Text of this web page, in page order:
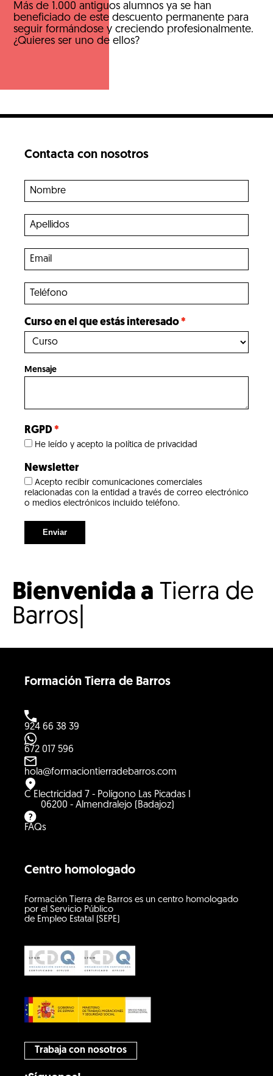
Más de 1.000 antiguos alumnos ya se han
beneficiado de este descuento permanente para
seguir formándose y creciendo profesionalmente.
¿Quieres ser uno de ellos?
Contacta con nosotros
Curso en el que estás interesado
Mensaje
RGPD
He leído y acepto la política de privacidad
Newsletter
Acepto recibir comunicaciones comerciales
relacionadas con la entidad a través de correo electrónico
o medios electrónicos incluido teléfono.
Enviar
Bienvenida a Tierra
Centro homologado
Formación Tierra de Barros es un centro homologado
por el Servicio Público
de Empleo Estatal (SEPE)
Formación Tierra de Barros
924 66 38 39
672 017 596
hola@formaciontierradebarros.com
C Electricidad 7 - Polígono Las Picadas I
06200 - Almendralejo (Badajoz)
FAQs
Trabaja con nosotros